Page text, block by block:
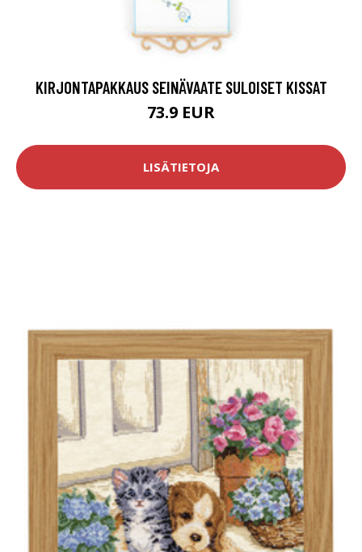
KIRJONTAPAKKAUS SEINÄVAATE SULOISET KISSAT
73.9 EUR
LISÄTIETOJA